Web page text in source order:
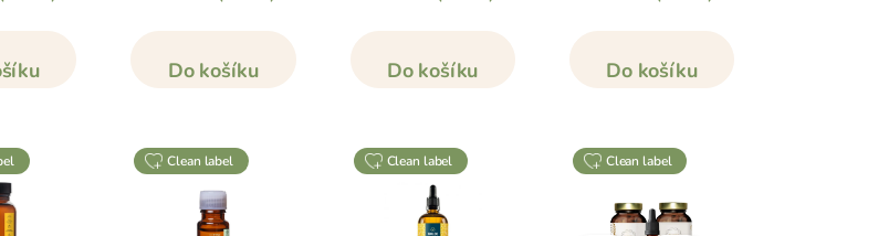
Do košíku Do košíku Do košíku
clean label clean label clean label